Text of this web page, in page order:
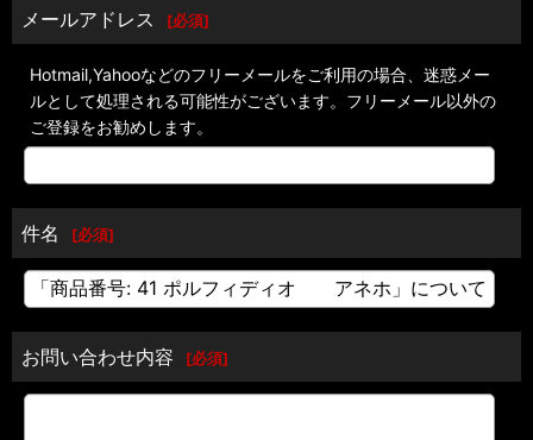
メールアドレス [必須]
Hotmail,Yahooなどのフリーメールをご利用の場合、迷惑メー
ルとして処理される可能性がございます。フリーメール以外の
ご登録をお勧めします。
件名 [必須]
お問い合わせ内容 [必須]